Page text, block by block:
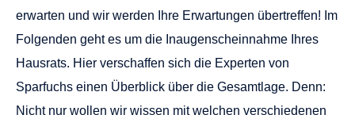
erwarten und wir werden Ihre Erwartungen übertreffen! Im
Folgenden geht es um die Inaugenscheinnahme Ihres
Hausrats. Hier verschaffen sich die Experten von
Sparfuchs einen Überblick über die Gesamtlage. Denn:
Nicht nur wollen wir wissen mit welchen verschiedenen